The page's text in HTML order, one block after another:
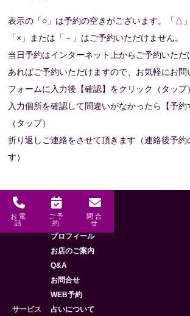
表示の「○」は予約の空きがございます。「△
「×」または「－」はご予約いただけません。
当日予約はインターネット上からご予約いた
あればご予約いただけますので、お気軽にお問
フォームに入力後【確認】をクリック（タップ
入力個所を確認して間違いがなかったら【予約
（タップ）
折り返しご連絡をさせて頂きます（連絡後予約
す）
お電
話
ご予
約
問合
せ
メニュー
HOME
プロフィール
お店のご案内
Q&A
お問合せ
WEB予約
サービス
占いについて